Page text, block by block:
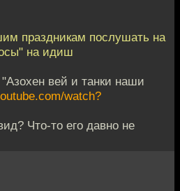
праздникам послушать на
на идиш
вей и танки наши
watch?
Что-то его давно не